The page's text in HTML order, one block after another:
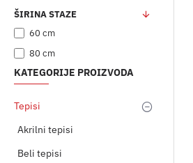
ŠIRINA STAZE
60 cm
80 cm
KATEGORIJE PROIZVODA
Tepisi
Akrilni tepisi
Beli tepisi